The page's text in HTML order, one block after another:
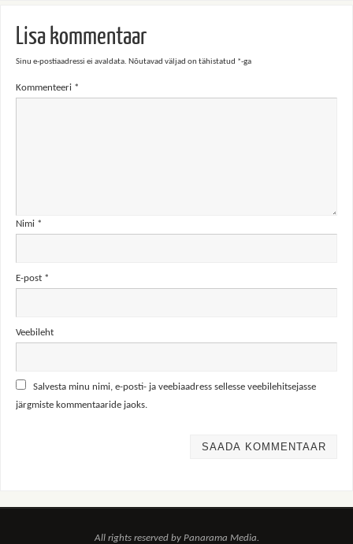
Lisa kommentaar
Sinu e-postiaadressi ei avaldata. Nõutavad väljad on tähistatud *-ga
Kommenteeri *
Nimi *
E-post *
Veebileht
Salvesta minu nimi, e-posti- ja veebiaadress sellesse veebilehitsejasse
järgmiste kommentaaride jaoks.
All rights reserved by Panarama Media.